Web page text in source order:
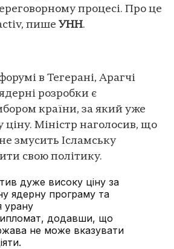
процесі. Про це
пише УНН.
в Тегерані, Арагчі
розробки є
країни, за який уже
ціну. Міністр наголосив, що
змусить Ісламську
свою політику.
дуже високу ціну за
ядерну програму та
урану
додавши, що
не може вказувати